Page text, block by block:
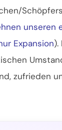
unseren
Expansion).
zufrieden